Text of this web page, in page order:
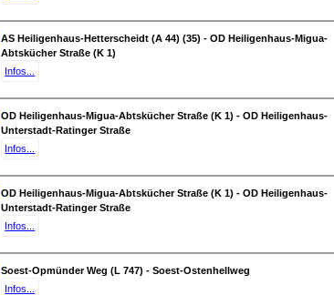
AS Heiligenhaus-Hetterscheidt (A 44) (35) - OD Heiligenhaus-Migua-
Abtskücher Straße (K 1)
Infos...
OD Heiligenhaus-Migua-Abtskücher Straße (K 1) - OD Heiligenhaus-
Unterstadt-Ratinger Straße
Infos...
OD Heiligenhaus-Migua-Abtskücher Straße (K 1) - OD Heiligenhaus-
Unterstadt-Ratinger Straße
Infos...
Soest-Opmünder Weg (L 747) - Soest-Ostenhellweg
Infos...